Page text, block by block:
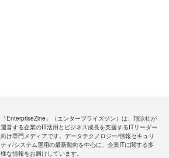
「EnterpriseZine」（エンタープライズジン）は、翔泳社が
運営する企業のIT活用とビジネス成長を支援するITリーダー
向け専門メディアです。データテクノロジー/情報セキュリ
ティ/システム運用の最新動向を中心に、企業ITに関する多
様な情報をお届けしています。